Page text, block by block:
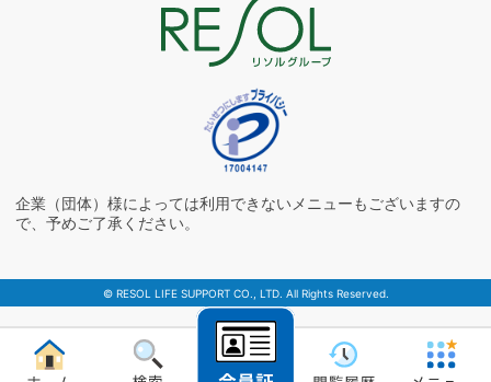
企業（団体）様によっては利用できないメニューもございますの
で、予めご了承ください。
© RESOL LIFE SUPPORT CO., LTD. All Rights Reserved.